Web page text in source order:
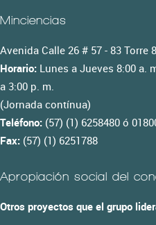
Minciencias
Avenida Calle 26 # 57 - 83 Torre
Horario: Lunes a Jueves 8:00 a.
a 3:00 p. m.
(Jornada contínua)
Teléfono: (57) (1) 6258480 ó
Fax: (57) (1) 6251788
Apropiación social del
Otros proyectos que el grupo